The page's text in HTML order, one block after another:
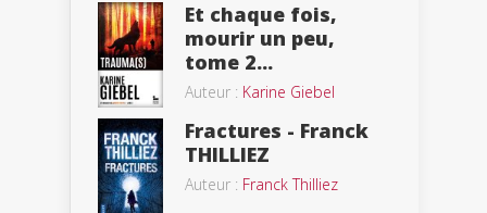
Et chaque fois,
mourir un peu,
tome 2...
Auteur : Karine Giebel
Fractures - Franck
THILLIEZ
Auteur : Franck Thilliez